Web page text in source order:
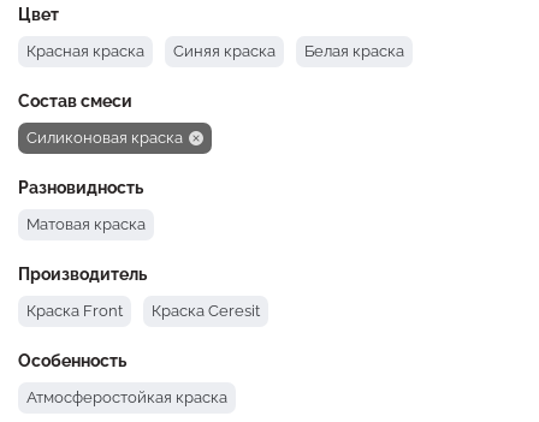
Цвет
Красная краска Синяя краска Белая краска
Состав смеси
Силиконовая краска
Разновидность
Матовая краска
Производитель
Краска Front Краска Ceresit
Особенность
Атмосферостойкая краска